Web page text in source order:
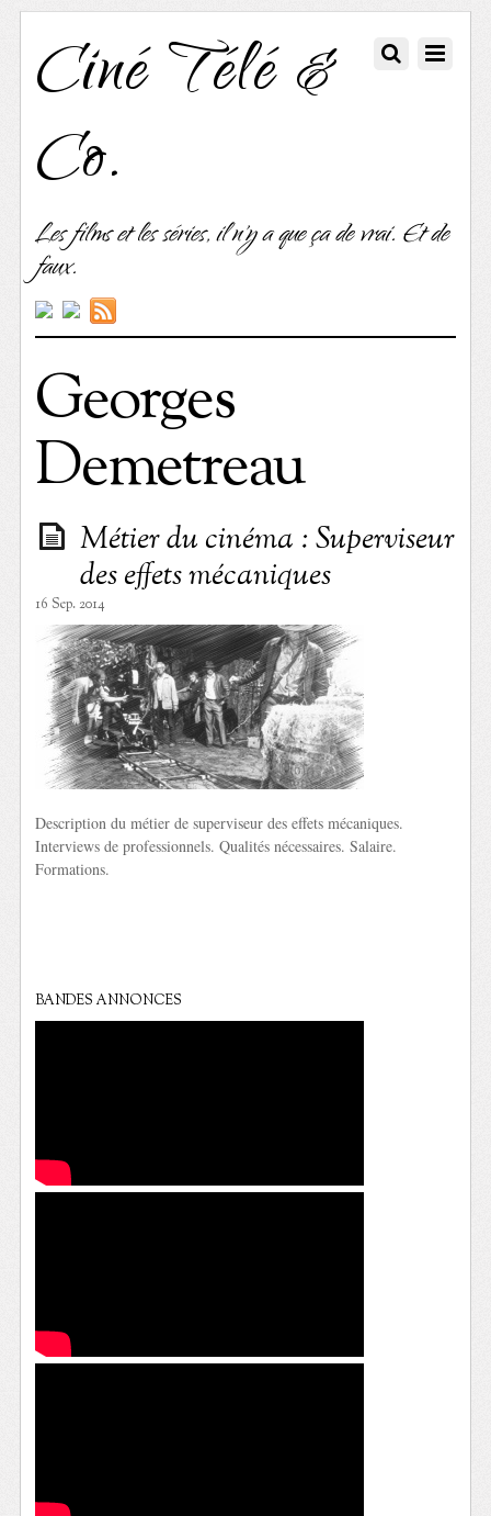
Ciné Télé &
Co.
Les films et les séries, il n'y a que ça de vrai. Et de
faux.
Georges
Demetreau
Métier du cinéma : Superviseur
des effets mécaniques
16 Sep. 2014
Description du métier de superviseur des effets mécaniques.
Interviews de professionnels. Qualités nécessaires. Salaire.
Formations.
BANDES ANNONCES